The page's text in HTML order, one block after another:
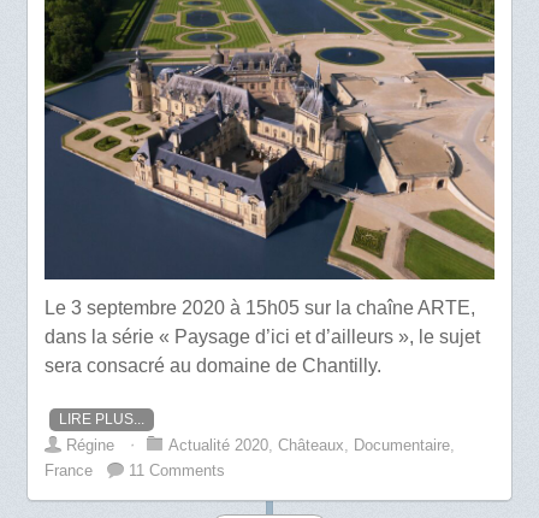
Le 3 septembre 2020 à 15h05 sur la chaîne ARTE,
dans la série « Paysage d’ici et d’ailleurs », le sujet
sera consacré au domaine de Chantilly.
LIRE PLUS...
Régine ⋅ Actualité 2020,Châteaux, Documentaire,
France
11 Comments